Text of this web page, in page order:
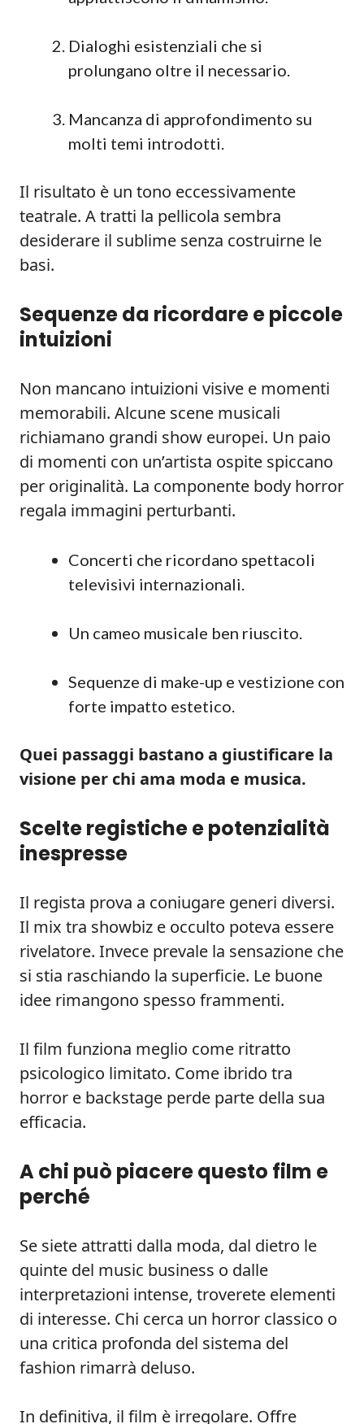
Dialoghi esistenziali che si
prolungano oltre il necessario.
Mancanza di approfondimento su
molti temi introdotti.
Il risultato è un tono eccessivamente
teatrale. A tratti la pellicola sembra
desiderare il sublime senza costruirne le
basi.
Sequenze da ricordare e piccole
intuizioni
Non mancano intuizioni visive e momenti
memorabili. Alcune scene musicali
richiamano grandi show europei. Un paio
di momenti con un’artista ospite spiccano
per originalità. La componente body horror
regala immagini perturbanti.
Concerti che ricordano spettacoli
televisivi internazionali.
Un cameo musicale ben riuscito.
Sequenze di make-up e vestizione con
forte impatto estetico.
Quei passaggi bastano a giustificare la
visione per chi ama moda e musica.
Scelte registiche e potenzialità
inespresse
Il regista prova a coniugare generi diversi.
Il mix tra showbiz e occulto poteva essere
rivelatore. Invece prevale la sensazione che
si stia raschiando la superficie. Le buone
idee rimangono spesso frammenti.
Il film funziona meglio come ritratto
psicologico limitato. Come ibrido tra
horror e backstage perde parte della sua
efficacia.
A chi può piacere questo film e
perché
Se siete attratti dalla moda, dal dietro le
quinte del music business o dalle
interpretazioni intense, troverete elementi
di interesse. Chi cerca un horror classico o
una critica profonda del sistema del
fashion rimarrà deluso.
In definitiva, il film è irregolare. Offre